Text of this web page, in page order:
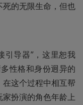
的无限生命，但也
引导器”，这里恕我
性格和身份迥异的
这个过程中相互帮
扮演的角色年龄上